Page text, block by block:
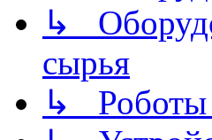
↳
сырья
↳ Роботы